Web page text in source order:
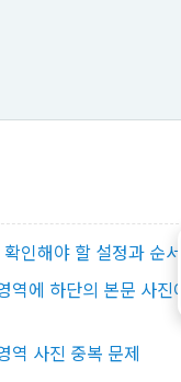
인해야 할 설정과 순서
에 하단의 본문 사진이
역 사진 중복 문제